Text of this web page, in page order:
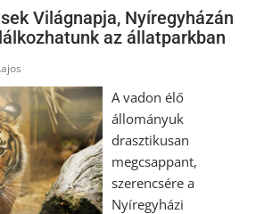
Világnapja, Nyíregyházán
az állatparkban
A vadon élő
állományuk
drasztikusan
megcsappant,
szerencsére a
Nyíregyházi